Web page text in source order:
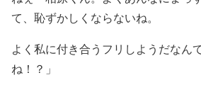
て、恥ずかしくならないね。
よく私に付き合うフリしようだなん
ね！？」